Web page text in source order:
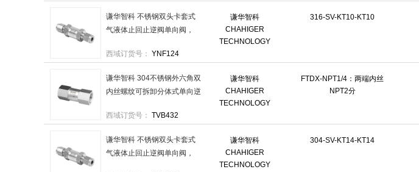
谦华智科
CHAHIGER
TECHNOLOGY
316-SV-KT10-KT10
谦华智科 不锈钢双头卡套式
气液体止回止逆阀单向阀，
10mm-出口卡套10mm 售卖
西域订货号： YNF124
谦华智科
CHAHIGER
TECHNOLOGY
FTDX-NPT1/4：两端内丝
NPT2分
谦华智科 304不锈钢外六角双
内丝螺纹可拆卸分体式单向逆
内丝NPT2分 售卖规格：1个
西域订货号： TVB432
谦华智科
CHAHIGER
TECHNOLOGY
304-SV-KT14-KT14
谦华智科 不锈钢双头卡套式
气液体止回止逆阀单向阀，